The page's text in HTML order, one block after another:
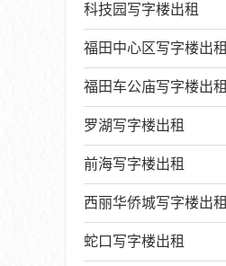
科技园写字楼出租
福田中心区写字楼出租
福田车公庙写字楼出租
罗湖写字楼出租
前海写字楼出租
西丽华侨城写字楼出租
蛇口写字楼出租